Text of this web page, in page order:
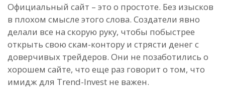
Официальный сайт – это о простоте. Без изысков
в плохом смысле этого слова. Создатели явно
делали все на скорую руку, чтобы побыстрее
открыть свою скам-контору и стрясти денег с
доверчивых трейдеров. Они не позаботились о
хорошем сайте, что еще раз говорит о том, что
имидж для Trend-Invest не важен.